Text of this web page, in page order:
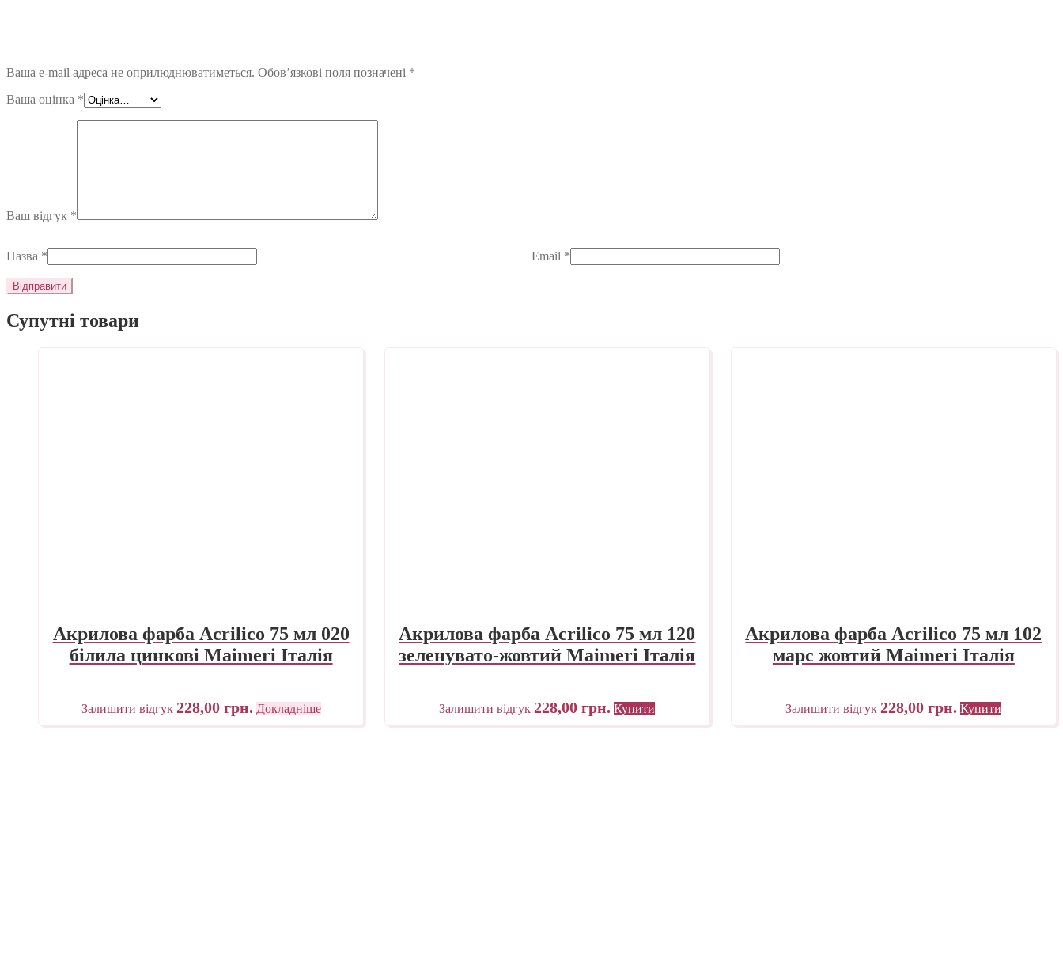
Ваша e-mail адреса не оприлюднюватиметься. Обов’язкові поля позначені *
Ваша оцінка *
Ваш відгук *
Назва * Email *
Супутні товари
Акрилова фарба Acrilico 75 мл 020
білила цинкові Maimeri Італія
Залишити відгук 228,00 грн. Докладніше
Акрилова фарба Acrilico 75 мл 120
зеленувато-жовтий Maimeri Італія
Залишити відгук 228,00грн. Купити
Акрилова фарба Acrilico 75 мл 102
марс жовтий Maimeri Італія
Залишити відгук 228,00грн. Купити